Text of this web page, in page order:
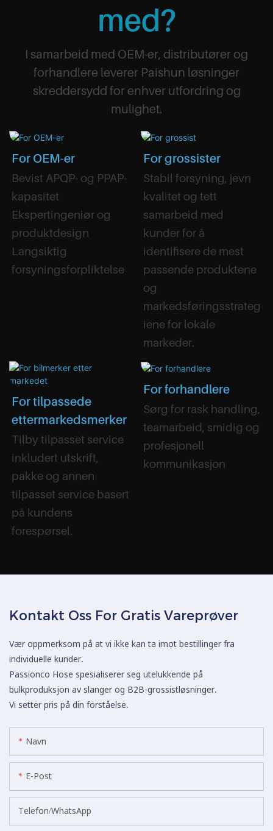
med?
I samarbeid med OEM-er, distributører og
forhandlere leverer Paishun løsninger
skreddersydd for enhver utfordring og
mulighet.
For OEM-er
Bevist APQP- og PPAP-
kapasitet
Ekspertingeniør og
produktdesign
Langsiktig
forsyningsforpliktelse
For grossister
Stabil forsyning, jevn
kvalitet og tett
samarbeid med
kunder for å
identifisere de mest
passende produktene
og
markedsføringsstrateg
iene for lokale
markeder.
For tilpassede
ettermarkedsmerker
Tilby tilpasset service
inkludert utskrift,
pakke og annen
tilpasset service basert
på kundens
forespørsel.
For forhandlere
Sørg for rask handling,
teamarbeid, smidig og
profesjonell
kommunikasjon
Kontakt Oss For Gratis Vareprøver
Vær oppmerksom på at vi ikke kan ta imot bestillinger fra
individuelle kunder.
Passionco Hose spesialiserer seg utelukkende på
bulkproduksjon av slanger og B2B-grossistløsninger.
Vi setter pris på din forståelse.
Navn
E-Post
Telefon/whatsApp